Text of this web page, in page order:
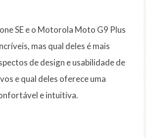
SE e o Motorola Moto G9 Plus
mas qual deles é mais
de design e usabilidade de
e qual deles oferece uma
e intuitiva.